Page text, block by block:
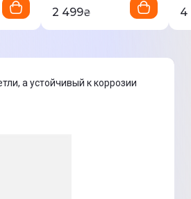
2 499₴ 4
а устойчивый к коррозии